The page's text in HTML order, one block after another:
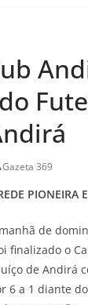
Gazeta 369
PIONEIRA
de
finalizado o
de Andirá
6 a 1 diante